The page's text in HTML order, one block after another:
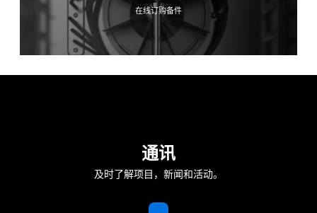
在线订购备件
通讯
及时了解项目，新闻和活动。